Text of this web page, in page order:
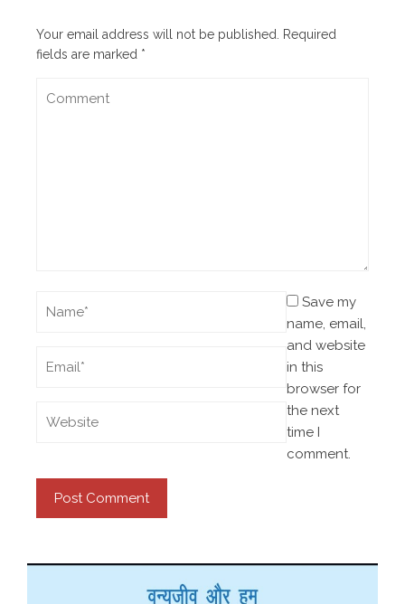
Your email address will not be published.
Required
fields are marked *
Save my
name, email,
and website
in this
browser for
the next
time I
comment.